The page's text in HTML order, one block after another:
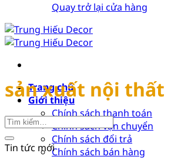
Quay trở lại cửa hàng
Trang chủ
Giới thiệu
Chính sách thanh toán
Chính sách vận chuyển
Chính sách đổi trả
Chính sách bán hàng
sản xuất nội thất
Tin tức mới